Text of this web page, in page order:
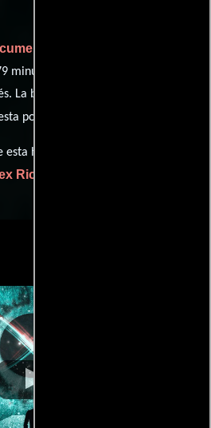
minutos), esta película tiene
. La banda sonora para esta
por
historia están divididos entre
Ricciardi